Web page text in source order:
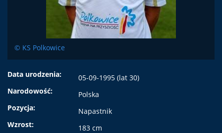
© KS Polkowice
Data urodzenia:
05-09-1995 (lat 30)
Narodowość:
Polska
Pozycja:
Napastnik
Wzrost:
183 cm